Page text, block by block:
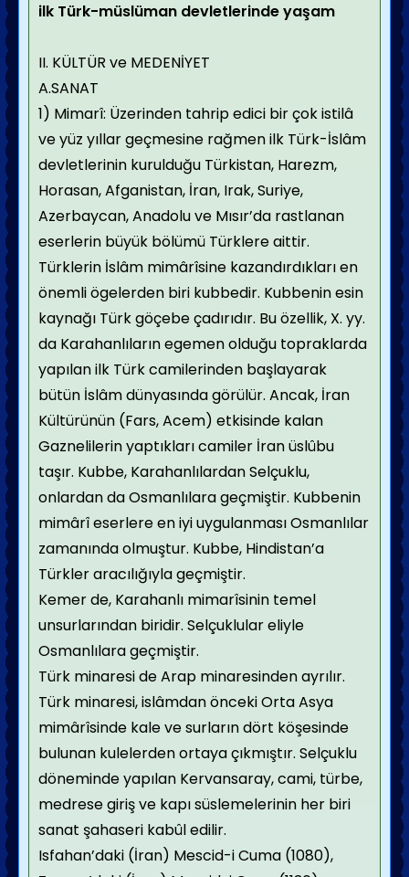
ilk Türk-müslüman devletlerinde yaşam
II. KÜLTÜR ve MEDENİYET
A.SANAT
1) Mimarî: Üzerinden tahrip edici bir çok istilâ
ve yüz yıllar geçmesine rağmen ilk Türk-İslâm
devletlerinin kurulduğu Türkistan, Harezm,
Horasan, Afganistan, İran, Irak, Suriye,
Azerbaycan, Anadolu ve Mısır’da rastlanan
eserlerin büyük bölümü Türklere aittir.
Türklerin İslâm mimârîsine kazandırdıkları en
önemli ögelerden biri kubbedir. Kubbenin esin
kaynağı Türk göçebe çadırıdır. Bu özellik, X. yy.
da Karahanlıların egemen olduğu topraklarda
yapılan ilk Türk camilerinden başlayarak
bütün İslâm dünyasında görülür. Ancak, İran
Kültürünün (Fars, Acem) etkisinde kalan
Gaznelilerin yaptıkları camiler İran üslûbu
taşır. Kubbe, Karahanlılardan Selçuklu,
onlardan da Osmanlılara geçmiştir. Kubbenin
mimârî eserlere en iyi uygulanması Osmanlılar
zamanında olmuştur. Kubbe, Hindistan’a
Türkler aracılığıyla geçmiştir.
Kemer de, Karahanlı mimarîsinin temel
unsurlarından biridir. Selçuklular eliyle
Osmanlılara geçmiştir.
Türk minaresi de Arap minaresinden ayrılır.
Türk minaresi, islâmdan önceki Orta Asya
mimârîsinde kale ve surların dört köşesinde
bulunan kulelerden ortaya çıkmıştır. Selçuklu
döneminde yapılan Kervansaray, cami, türbe,
medrese giriş ve kapı süslemelerinin her biri
sanat şahaseri kabûl edilir.
Isfahan’daki (İran) Mescid-i Cuma (1080),